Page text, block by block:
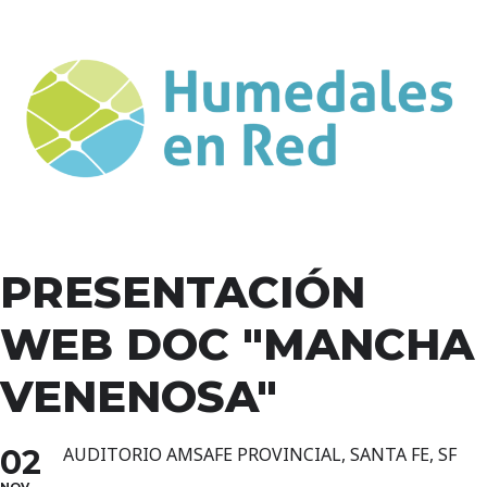
PRESENTACIÓN
WEB DOC "MANCHA
VENENOSA"
02 AUDITORIO AMSAFE PROVINCIAL, SANTA FE, SF